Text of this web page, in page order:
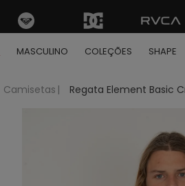
FRETE GRÁTISpara todo Brasil nas
Regras
MASCULINO COLEÇÕES SHAPE
Camisetas Regata Element Basic
termos
moletom
camiseta